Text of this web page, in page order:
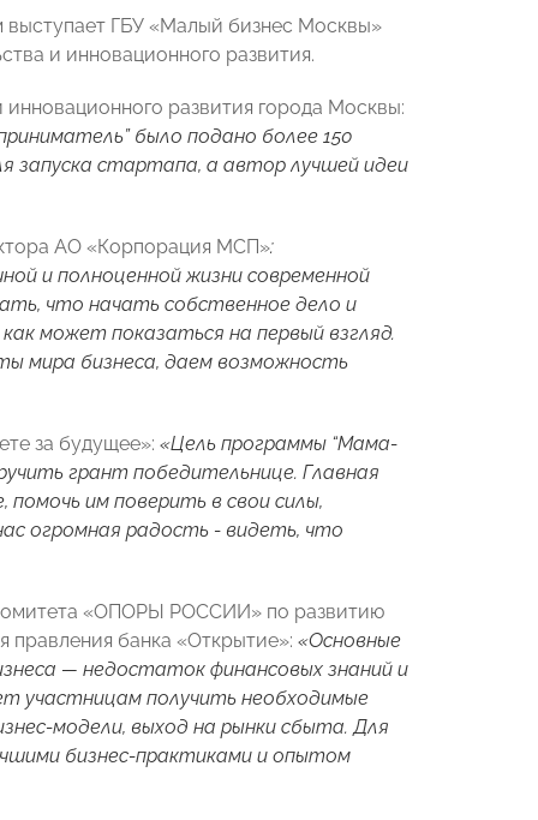
выступает ГБУ «Малый бизнес Москвы»
и инновационного развития.
развития города Москвы:
было подано более 150
запуска стартапа, а автор лучшей идеи
АО «Корпорация МСП»:
и полноценной жизни современной
что начать собственное дело и
может показаться на первый взгляд.
мира бизнеса, даем возможность
за будущее»: «Цель программы “Мама-
грант победительнице. Главная
им поверить в свои силы,
огромная радость - видеть, что
«ОПОРЫ РОССИИ» по развитию
правления банка «Открытие»: «Основные
— недостаток финансовых знаний и
участницам получить необходимые
модели, выход на рынки сбыта. Для
бизнес-практиками и опытом